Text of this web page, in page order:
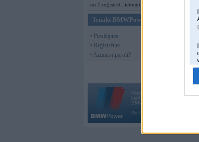
un 1 reģistrēti lietotāji.
Ienākt BMWPower
• Pieslēgties
• Reģistrēties
• Aizmirsi paroli?
Vortāls BMWPower.lv darbojas
kopš 2002. gada 14. maija. Tas
BMW AG.
Par BMWPower